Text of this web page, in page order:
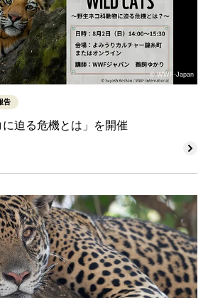
© WWF-Japan
告
迫る危機とは」を開催